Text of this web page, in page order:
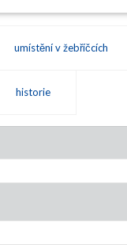
umístění v žebříčcích
historie